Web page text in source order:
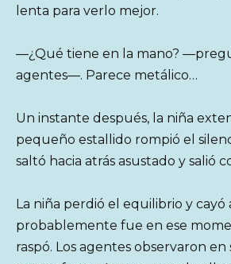
lenta para verlo mejor.
—¿Qué tiene en la mano?
agentes—. Parece metálico…
Un instante después, la niña
pequeño estallido rompió el
saltó hacia atrás asustado y salió
La niña perdió el equilibrio y
probablemente fue en ese
raspó. Los agentes observaron en